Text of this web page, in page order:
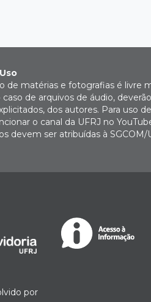
de matérias e fotografias é livre
de arquivos de áudio,
dos autores. Para uso
o canal da UFRJ no
devem ser atribuídas à
por